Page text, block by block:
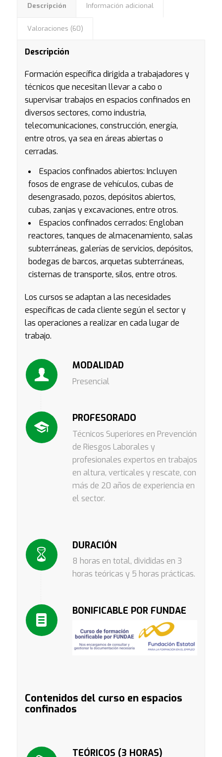
Descripción Información adicional
Valoraciones (60)
Descripción
Formación específica dirigida a trabajadores y
técnicos que necesitan llevar a cabo o
supervisar trabajos en espacios confinados en
diversos sectores, como industria,
telecomunicaciones, construcción, energía,
entre otros, ya sea en áreas abiertas o
cerradas.
Espacios confinados abiertos: Incluyen
fosos de engrase de vehículos, cubas de
desengrasado, pozos, depósitos abiertos,
cubas, zanjas y excavaciones, entre otros.
Espacios confinados cerrados: Engloban
reactores, tanques de almacenamiento, salas
subterráneas, galerías de servicios, depósitos,
bodegas de barcos, arquetas subterráneas,
cisternas de transporte, silos, entre otros.
Los cursos se adaptan a las necesidades
específicas de cada cliente según el sector y
las operaciones a realizar en cada lugar de
trabajo.
MODALIDAD
Presencial
PROFESORADO
Técnicos Superiores en Prevención
de Riesgos Laborales y
profesionales expertos en trabajos
en altura, verticales y rescate, con
más de 20 años de experiencia en
el sector.
DURACIÓN
8 horas en total, divididas en 3
horas teóricas y 5 horas prácticas.
BONIFICABLE POR FUNDAE
Contenidos del curso en espacios
confinados
TEÓRICOS (3 HORAS)